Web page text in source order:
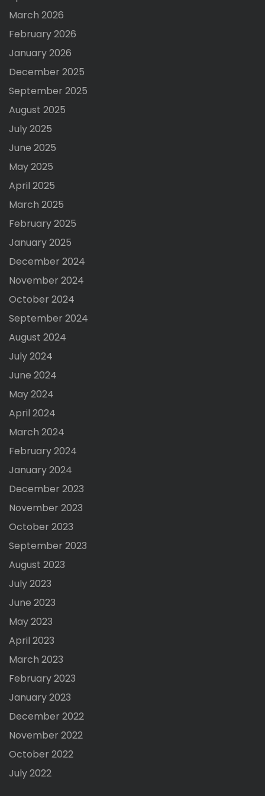
March 2026
February 2026
January 2026
December 2025
September 2025
August 2025
July 2025
June 2025
May 2025
April 2025
March 2025
February 2025
January 2025
December 2024
November 2024
October 2024
September 2024
August 2024
July 2024
June 2024
May 2024
April 2024
March 2024
February 2024
January 2024
December 2023
November 2023
October 2023
September 2023
August 2023
July 2023
June 2023
May 2023
April 2023
March 2023
February 2023
January 2023
December 2022
November 2022
October 2022
July 2022